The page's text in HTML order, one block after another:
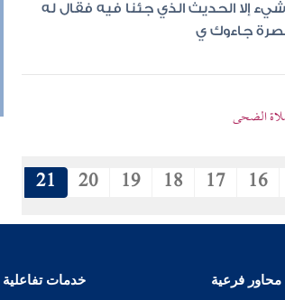
إلا الحديث الذي جئنا فيه فقال له
جاءوك ي
الضحى
16
17
18
19
20
21
محاور فرعية خدمات تفاعلية